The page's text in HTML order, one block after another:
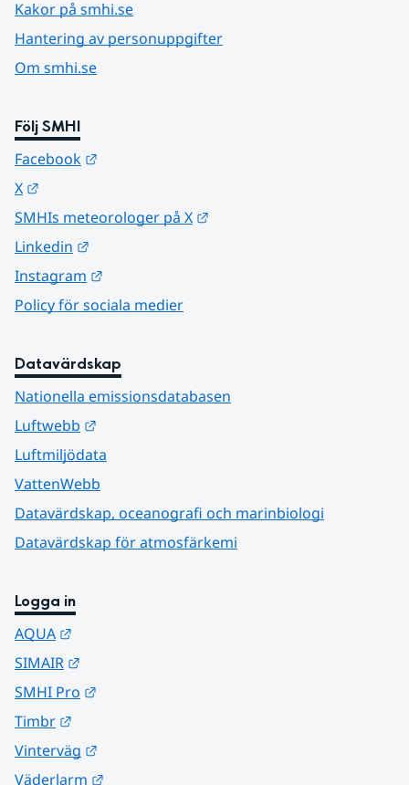
Kakor på smhi.se
Hantering av personuppgifter
Om smhi.se
Följ SMHI
Facebook
X
SMHIs meteorologer på X
Linkedin
Instagram
Policy för sociala medier
Datavärdskap
Nationella emissionsdatabasen
Luftwebb
Luftmiljödata
VattenWebb
Datavärdskap, oceanografi och marinbiologi
Datavärdskap för atmosfärkemi
Logga in
AQUA
SIMAIR
SMHI Pro
Timbr
Vinterväg
Väderlarm